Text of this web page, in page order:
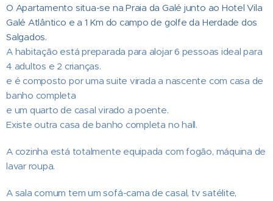
O Apartamento situa-se na Praia da Galé junto ao Hotel Vila
Galé Atlântico e a 1 Km do campo de golfe da Herdade dos
Salgados.
A habitação está preparada para alojar 6 pessoas ideal para
4 adultos e 2 crianças.
e é composto por uma suite virada a nascente com casa de
banho completa
e um quarto de casal virado a poente.
Existe outra casa de banho completa no hall.
A cozinha está totalmente equipada com fogão, máquina de
lavar roupa.
A sala comum tem um sofá-cama de casal, tv satélite,